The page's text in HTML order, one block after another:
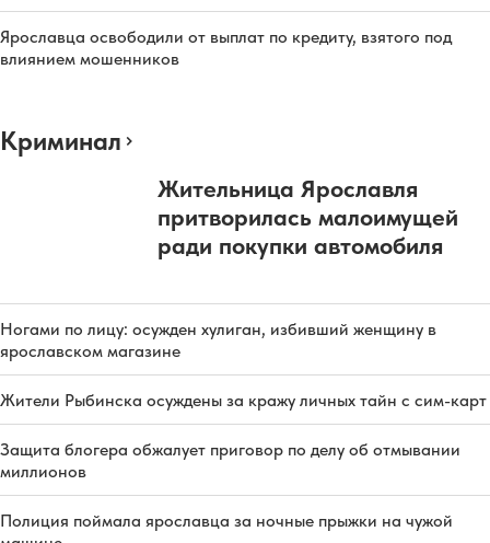
Ярославца освободили от выплат по кредиту, взятого под
влиянием мошенников
Криминал
Жительница Ярославля
притворилась малоимущей
ради покупки автомобиля
Ногами по лицу: осужден хулиган, избивший женщину в
ярославском магазине
Жители Рыбинска осуждены за кражу личных тайн с сим-карт
Защита блогера обжалует приговор по делу об отмывании
миллионов
Полиция поймала ярославца за ночные прыжки на чужой